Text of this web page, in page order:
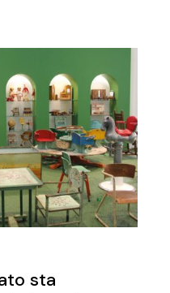
sta